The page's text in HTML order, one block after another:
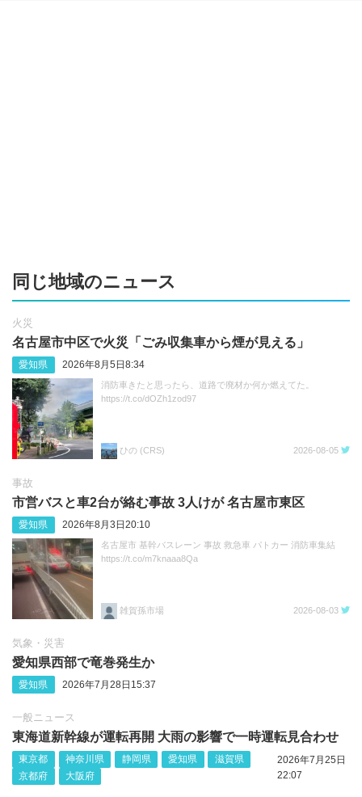
同じ地域のニュース
火災
名古屋市中区で火災「ごみ収集車から煙が見える」
愛知県 2026年8月5日8:34
消防車きたと思ったら、道路で廃材か何か燃えてた。
https://t.co/dOZh1zod97
ひの (CRS) 2026-08-05
事故
市営バスと車2台が絡む事故 3人けが 名古屋市東区
愛知県 2026年8月3日20:10
名古屋市 基幹バスレーン 事故 救急車 パトカー 消防車集結
https://t.co/m7knaaa8Qa
雑賀孫市場 2026-08-03
気象・災害
愛知県西部で竜巻発生か
愛知県 2026年7月28日15:37
一般ニュース
東海道新幹線が運転再開 大雨の影響で一時運転見合わせ
東京都 神奈川県 静岡県 愛知県
滋賀県
京都府
大阪府
2026年7月25日
22:07